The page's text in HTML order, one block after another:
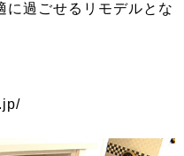
に過ごせるリモデルとな